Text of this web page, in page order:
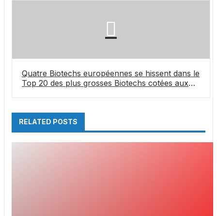
Quatre Biotechs européennes se hissent dans le
Top 20 des plus grosses Biotechs cotées aux
RELATED POSTS